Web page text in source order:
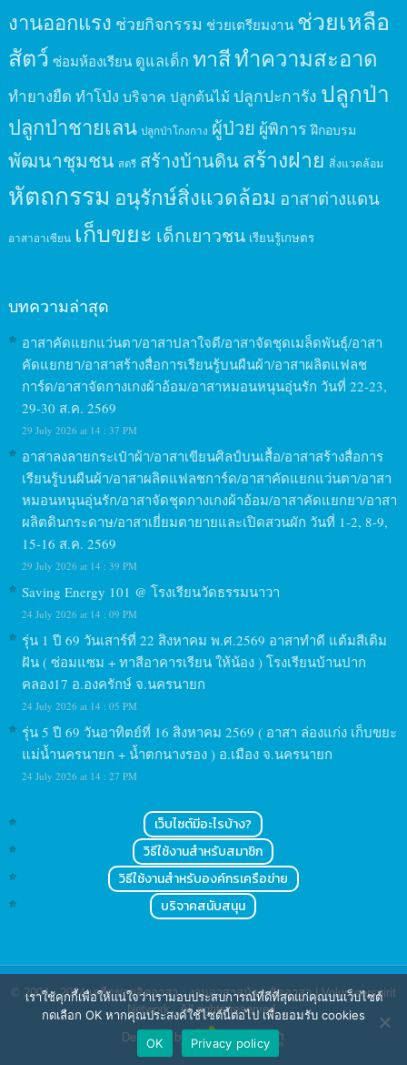
งานออกแรง ช่วยกิจกรรม ช่วยเตรียมงาน ช่วยเหลือ
สัตว์ ซ่อมห้องเรียน ดูแลเด็ก ทาสีทำความสะอาด
ทำยางยืด ทำโป่ง บริจาค ปลูกต้นไม้ ปลูกปะการัง ปลูกป่า
ปลูกป่าชายเลน ปลูกป่าโกงกาง ผู้ป่วย ผู้พิการ ฝึกอบรม
พัฒนาชุมชน สตรี สร้างบ้านดินสร้างฝาย สิ่งแวดล้อม
หัตถกรรม อนุรักษ์สิ่งแวดล้อม อาสาต่างแดน
อาสาอาเซียน เก็บขยะ เด็กเยาวชน เรียนรู้เกษตร
บทความล่าสุด
อาสาคัดแยกแว่นตา/อาสาปลาใจดี/อาสาจัดชุดเมล็ดพันธุ์/อาสา
คัดแยกยา/อาสาสร้างสื่อการเรียนรู้บนผืนผ้า/อาสาผลิตแฟลช
การ์ด/อาสาจัดกางเกงผ้าอ้อม/อาสาหมอนหนุนอุ่นรัก วันที่ 22-23,
29-30 ส.ค. 2569
29 July 2026 at 14 : 37 PM
อาสาลงลายกระเป๋าผ้า/อาสาเขียนศิลป์บนเสื้อ/อาสาสร้างสื่อการ
เรียนรู้บนผืนผ้า/อาสาผลิตแฟลชการ์ด/อาสาคัดแยกแว่นตา/อาสา
หมอนหนุนอุ่นรัก/อาสาจัดชุดกางเกงผ้าอ้อม/อาสาคัดแยกยา/อาสา
ผลิตดินกระดาษ/อาสาเยี่ยมตายายและเปิดสวนผัก วันที่ 1-2, 8-9,
15-16 ส.ค. 2569
29 July 2026 at 14 : 39 PM
Saving Energy 101 @ โรงเรียนวัดธรรมนาวา
24 July 2026 at 14 : 09 PM
รุ่น 1 ปี 69 วันเสาร์ที่ 22 สิงหาคม พ.ศ.2569 อาสาทำดี แต้มสีเติม
ฝัน ( ซ่อมแซม + ทาสีอาคารเรียน ให้น้อง ) โรงเรียนบ้านปาก
คลอง17 อ.องครักษ์ จ.นครนายก
24 July 2026 at 14 : 05 PM
รุ่น 5 ปี 69 วันอาทิตย์ที่ 16 สิงหาคม 2569 ( อาสา ล่องแก่ง เก็บขยะ
แม่น้ำนครนายก + น้ำตกนางรอง ) อ.เมือง จ.นครนายก
24 July 2026 at 14 : 27 PM
เว็บไซต์มีอะไรบ้าง?
วิธีใช้งานสำหรับสมาชิก
วิธีใช้งานสำหรับองค์กรเครือข่าย
บริจาคสนับสนุน
© 2004 - 2024เครือข่ายจิตอาสา : งานอาสาสมัคร จิตอาสา | Volunteerspirit
Network. All rights reserved.
Designed by
เราใช้คุกกี้เพื่อให้แน่ใจว่าเรามอบประสบการณ์ที่ดีที่สุดแก่คุณบนเว็บไซต์
กดเลือก OK หากคุณประสงค์ใช้ไซต์นี้ต่อไป เพื่อยอมรับ cookies
OK
Privacy policy